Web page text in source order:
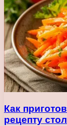
Как
рецепту